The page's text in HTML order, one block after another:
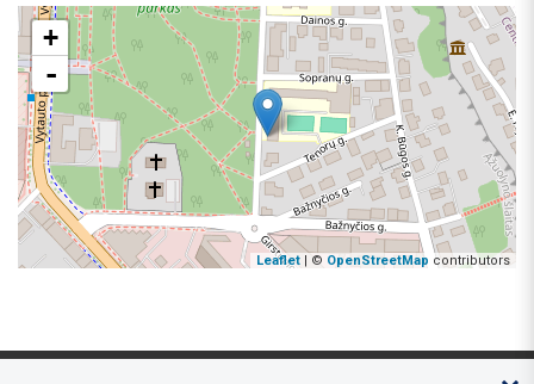
+
-
Leaflet | © OpenStreetMap contributors